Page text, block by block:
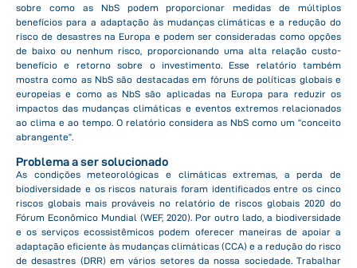
sobre como as NbS podem proporcionar medidas de múltiplos
benefícios para a adaptação às mudanças climáticas e a redução do
risco de desastres na Europa e podem ser consideradas como opções
de baixo ou nenhum risco, proporcionando uma alta relação custo-
benefício e retorno sobre o investimento. Esse relatório também
mostra como as NbS são destacadas em fóruns de políticas globais e
europeias e como as NbS são aplicadas na Europa para reduzir os
impactos das mudanças climáticas e eventos extremos relacionados
ao clima e ao tempo. O relatório considera as NbS como um “conceito
abrangente”.
Problema a ser solucionado
As condições meteorológicas e climáticas extremas, a perda de
biodiversidade e os riscos naturais foram identificados entre os cinco
riscos globais mais prováveis no relatório de riscos globais 2020 do
Fórum Econômico Mundial (WEF, 2020). Por outro lado, a biodiversidade
e os serviços ecossistêmicos podem oferecer maneiras de apoiar a
adaptação eficiente às mudanças climáticas (CCA) e a redução do risco
de desastres (DRR) em vários setores da nossa sociedade. Trabalhar